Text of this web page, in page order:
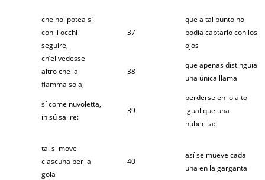
che nol potea sí
con li occhi
seguire,
37
que a tal punto no
podía captarlo con los
ojos
ch’el vedesse
altro che la
fiamma sola,
38
que apenas distinguía
una única llama
sí come nuvoletta,
in sú salire:
39
perderse en lo alto
igual que una
nubecita:
tal si move
ciascuna per la
gola
40
así se mueve cada
una en la garganta